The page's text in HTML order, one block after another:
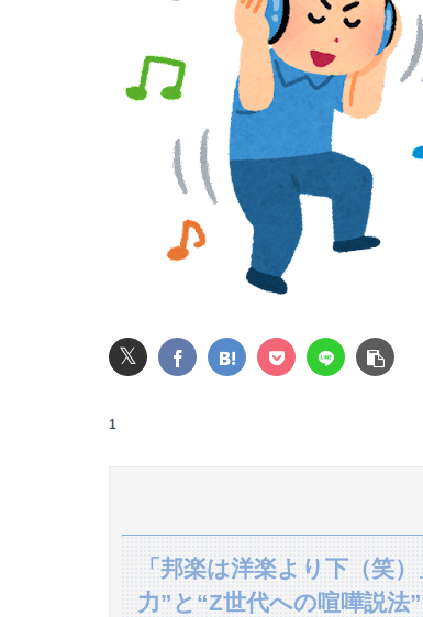
うつ病経験者の約9割が「運動習慣が
友達の家に遊びに行ったらアルバムに
【悲報】菊地亜美さん、マレーシア
【画像】小倉ゆうか（元・小倉優香）
【悲報】風俗嬢やってる女の末路ｗｗ
【閲覧注意】元臆女キャバ嬢の首吊り
【日向坂46】初日から激アツの内容
【悲報】藤井聡太六冠、19手詰を逃す
𝕏
1
「邦楽は洋楽より下（笑
力”と“Z世代への喧嘩説法”